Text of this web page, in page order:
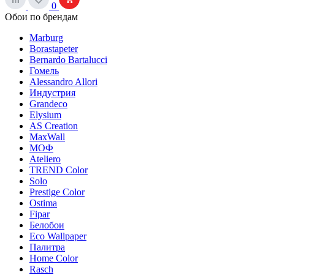
0
Обои по брендам
Marburg
Borastapeter
Bernardo Bartalucci
Гомель
Alessandro Allori
Индустрия
Grandeco
Elysium
AS Creation
MaxWall
МОФ
Ateliero
TREND Color
Solo
Prestige Color
Ostima
Fipar
Белобои
Eco Wallpaper
Палитра
Home Color
Rasch